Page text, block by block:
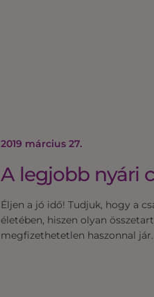
2019 március 27.
A legjobb nyári
Éljen a jó idő! Tudjuk, hogy a
életében, hiszen olyan
megfizethetetlen haszonnal